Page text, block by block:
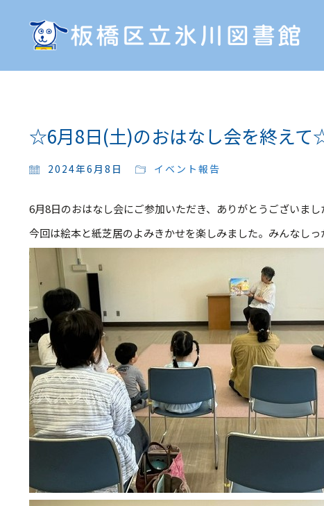
☆6月8日(土)のおはなし会を終え
2024年6月8日 イベント報告
6月8日のおはなし会にご参加いただき、ありがとうございまし
今回は絵本と紙芝居のよみきかせを楽しみました。みんなし